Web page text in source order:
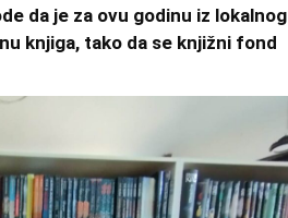
da je za ovu godinu iz lokalnog
knjiga, tako da se knjižni fond